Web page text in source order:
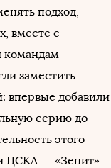
подход,
вместе с
командам
заместить
впервые добавили
серию до
этого
ЦСКА — «Зенит»